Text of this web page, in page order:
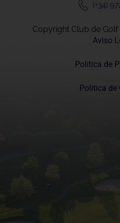
(+34)
Copyright Club de
Aviso
Politica de
Politica de